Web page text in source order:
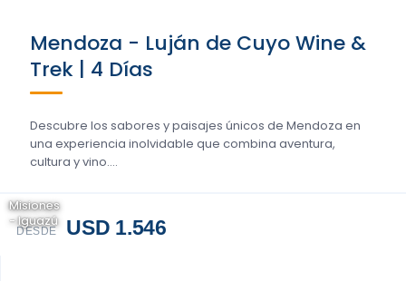
Mendoza - Luján de Cuyo Wine &
Trek | 4 Días
Descubre los sabores y paisajes únicos de Mendoza en
una experiencia inolvidable que combina aventura,
cultura y vino....
DESDE USD 1.546
Misiones
- Iguazú